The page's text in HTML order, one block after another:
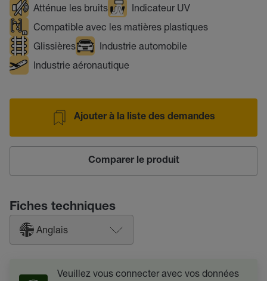
Atténue les bruits
Indicateur UV
Compatible avec les matières plastiques
Glissières
Industrie automobile
Industrie aéronautique
Ajouter à la liste des demandes
Comparer le produit
Fiches techniques
Anglais
Veuillez vous connecter avec vos données